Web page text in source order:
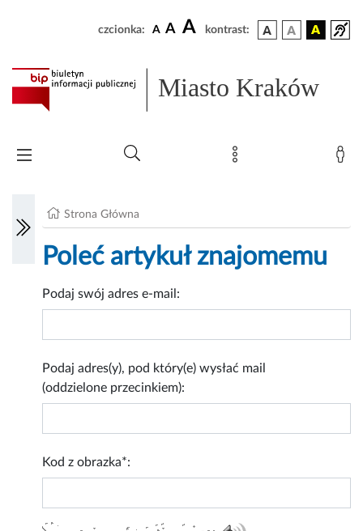
czcionka: A A A kontrast:
Miasto Kraków
Strona Główna
Poleć artykuł znajomemu
Podaj swój adres e-mail:
Podaj adres(y), pod który(e) wysłać mail
(oddzielone przecinkiem):
Kod z obrazka*: